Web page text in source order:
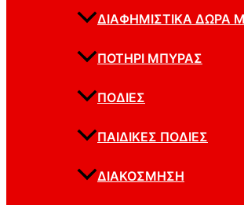
ΔΙΑΦΗΜΙΣΤΙΚΆ ΔΏΡΑ
ΠΟΤΉΡΙ ΜΠΎΡΑΣ
ΠΟΔΙΈΣ
ΠΑΙΔΙΚΈΣ ΠΟΔΙΈΣ
ΔΙΑΚΌΣΜΗΣΗ